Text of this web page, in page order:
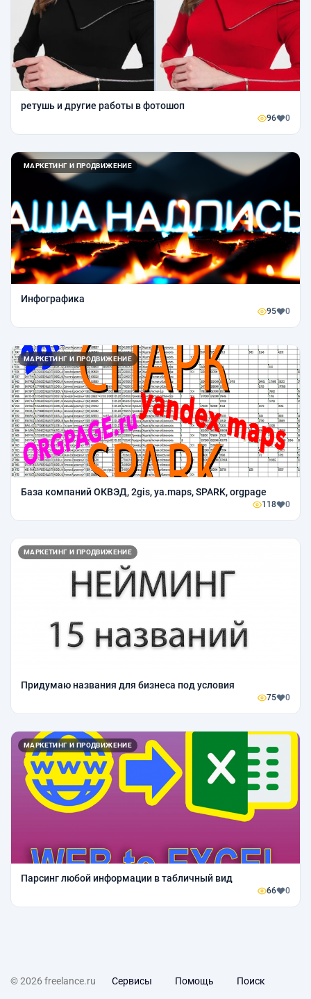
ретушь и другие работы в фотошоп
96 0
МАРКЕТИНГ И ПРОДВИЖЕНИЕ
Инфографика
95 0
МАРКЕТИНГ И ПРОДВИЖЕНИЕ
База компаний ОКВЭД, 2gis, ya.maps, SPARK, orgpage
118 0
МАРКЕТИНГ И ПРОДВИЖЕНИЕ
Придумаю названия для бизнеса под условия
75 0
МАРКЕТИНГ И ПРОДВИЖЕНИЕ
Парсинг любой информации в табличный вид
66 0
© 2026 freelance.ru Сервисы Помощь Поиск